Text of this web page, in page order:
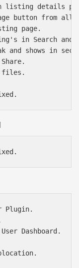
listing details
button
page.
in Search and
and shows in
files.
Plugin.
Dashboard.